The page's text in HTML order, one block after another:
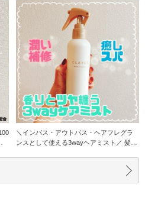
＼インバス・アウトバス・ヘアフレグラ
ンスとして使える3wayヘアミスト／ 髪内